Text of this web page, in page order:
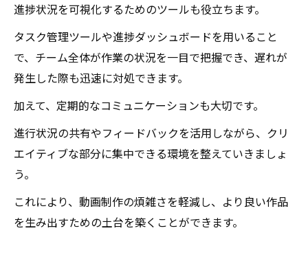
進捗状況を可視化するためのツールも役立ちます。
タスク管理ツールや進捗ダッシュボードを用いること
で、チーム全体が作業の状況を一目で把握でき、遅れが
発生した際も迅速に対処できます。
加えて、定期的なコミュニケーションも大切です。
進行状況の共有やフィードバックを活用しながら、クリ
エイティブな部分に集中できる環境を整えていきましょ
う。
これにより、動画制作の煩雑さを軽減し、より良い作品
を生み出すための土台を築くことができます。